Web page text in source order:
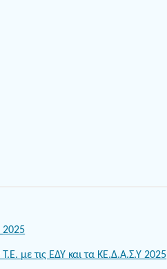
με τις ΕΔΥ και τα ΚΕ.Δ.Α.Σ.Υ 2025